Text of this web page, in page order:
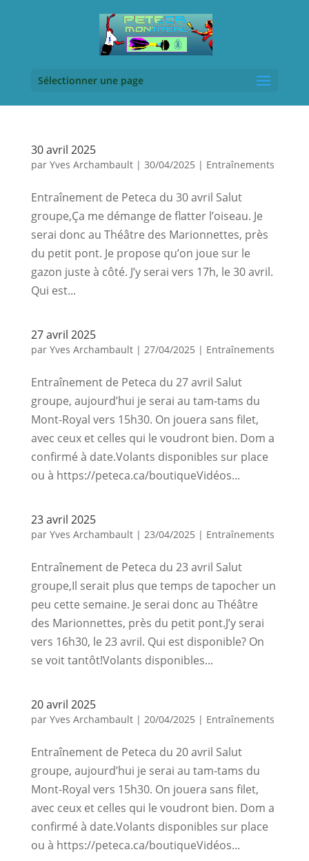
Sélectionner une page
30 avril 2025
par Yves Archambault| 30/04/2025 | Entraînements
Entraînement de Peteca du 30 avril Salut
groupe,Ça me démange de flatter l’oiseau. Je
serai donc au Théâtre des Marionnettes, près
du petit pont. Je propose qu’on joue sur le
gazon juste à côté. J’y serai vers 17h, le 30 avril.
Qui est...
27 avril 2025
par Yves Archambault| 27/04/2025 | Entraînements
Entraînement de Peteca du 27 avril Salut
groupe, aujourd’hui je serai au tam-tams du
Mont-Royal vers 15h30. On jouera sans filet,
avec ceux et celles qui le voudront bien. Dom a
confirmé à date.Volants disponibles sur place
ou à https://peteca.ca/boutiqueVidéos...
23 avril 2025
par Yves Archambault| 23/04/2025 | Entraînements
Entraînement de Peteca du 23 avril Salut
groupe,Il serait plus que temps de tapocher un
peu cette semaine. Je serai donc au Théâtre
des Marionnettes, près du petit pont.J’y serai
vers 16h30, le 23 avril. Qui est disponible? On
se voit tantôt!Volants disponibles...
20 avril 2025
par Yves Archambault| 20/04/2025 | Entraînements
Entraînement de Peteca du 20 avril Salut
groupe, aujourd’hui je serai au tam-tams du
Mont-Royal vers 15h30. On jouera sans filet,
avec ceux et celles qui le voudront bien. Dom a
confirmé à date.Volants disponibles sur place
ou à https://peteca.ca/boutiqueVidéos...